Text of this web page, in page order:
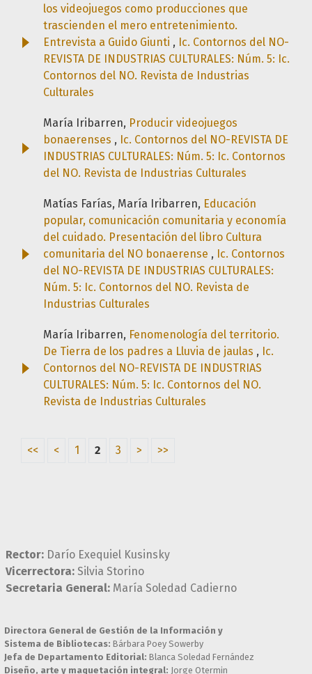
los videojuegos como producciones que
trascienden el mero entretenimiento.
Entrevista a Guido Giunti , Ic. Contornos del NO-
REVISTA DE INDUSTRIAS CULTURALES: Núm. 5: Ic.
Contornos del NO. Revista de Industrias
Culturales
María Iribarren, Producir videojuegos
bonaerenses , Ic. Contornos del NO-REVISTA DE
INDUSTRIAS CULTURALES: Núm. 5: Ic. Contornos
del NO. Revista de Industrias Culturales
Matías Farías, María Iribarren, Educación
popular, comunicación comunitaria y economía
del cuidado. Presentación del libro Cultura
comunitaria del NO bonaerense , Ic. Contornos
del NO-REVISTA DE INDUSTRIAS CULTURALES:
Núm. 5: Ic. Contornos del NO. Revista de
Industrias Culturales
María Iribarren, Fenomenología del territorio.
De Tierra de los padres a Lluvia de jaulas , Ic.
Contornos del NO-REVISTA DE INDUSTRIAS
CULTURALES: Núm. 5: Ic. Contornos del NO.
Revista de Industrias Culturales
<< < 1 2 3 > >>
Rector: Darío Exequiel Kusinsky
Vicerrectora: Silvia Storino
Secretaria General: María Soledad Cadierno
Directora General de Gestión de la Información y
Sistema de Bibliotecas: Bárbara Poey Sowerby
Jefa de Departamento Editorial: Blanca Soledad Fernández
Diseño, arte y maquetación integral: Jorge Otermin